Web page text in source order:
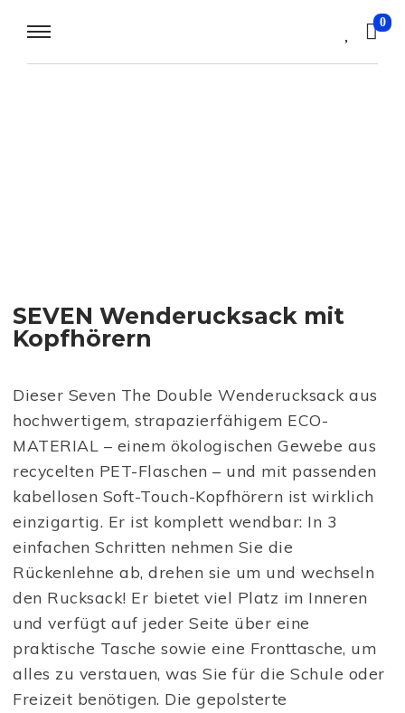
0
SEVEN Wenderucksack mit
Kopfhörern
Dieser Seven The Double Wenderucksack aus
hochwertigem, strapazierfähigem ECO-
MATERIAL – einem ökologischen Gewebe aus
recycelten PET-Flaschen – und mit passenden
kabellosen Soft-Touch-Kopfhörern ist wirklich
einzigartig. Er ist komplett wendbar: In 3
einfachen Schritten nehmen Sie die
Rückenlehne ab, drehen sie um und wechseln
den Rucksack! Er bietet viel Platz im Inneren
und verfügt auf jeder Seite über eine
praktische Tasche sowie eine Fronttasche, um
alles zu verstauen, was Sie für die Schule oder
Freizeit benötigen. Die gepolsterte